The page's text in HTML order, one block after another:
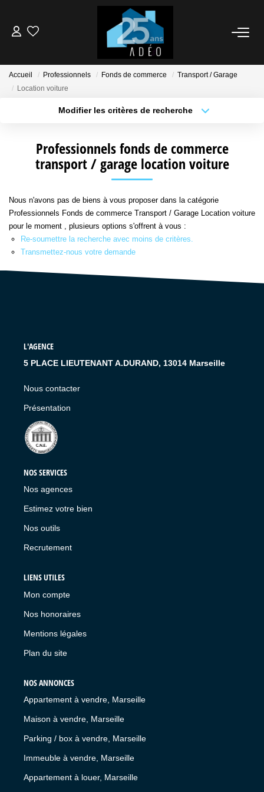
VENDEUR
NOS AGENCES
ÉTUDE FINANCIÈRE
BIENS VENDUS
Accueil Professionnels Fonds de commerce
Transport / Garage
Location voiture
Modifier les critères de recherche
Sélectionnez...
Type de bien
Surface min
Créer une alerte
Professionnels fonds de commerce
transport / garage location voiture
Nous n'avons pas de biens à vous proposer dans la catégorie
Professionnels Fonds de commerce Transport / Garage Location voiture
pour le moment , plusieurs options s'offrent à vous :
Re-soumettre la recherche avec moins de critères.
Transmettez-nous votre demande
L'AGENCE
5 PLACE LIEUTENANT A.DURAND, 13014 Marseille
Nous contacter
Présentation
NOS SERVICES
Nos agences
Estimez votre bien
Nos outils
Recrutement
LIENS UTILES
Mon compte
Nos honoraires
Mentions légales
Plan du site
NOS ANNONCES
Appartement à vendre, Marseille
Maison à vendre, Marseille
Parking / box à vendre, Marseille
Immeuble à vendre, Marseille
Appartement à louer, Marseille